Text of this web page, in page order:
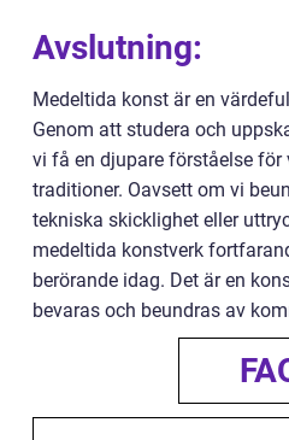
Avslutning:
Medeltida konst är en
Genom att studera och
vi få en djupare förståelse för
traditioner. Oavsett om vi
tekniska skicklighet eller
medeltida konstverk
berörande idag. Det är en
bevaras och beundras av